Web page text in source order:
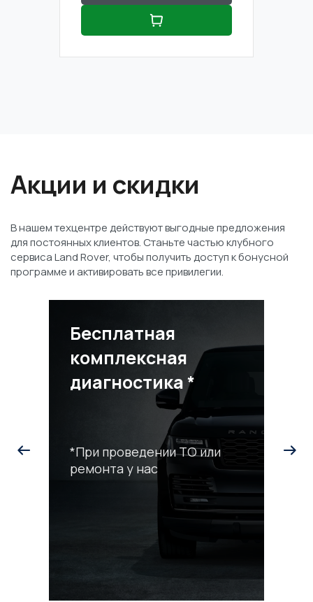
Акции и скидки
В нашем техцентре действуют выгодные предложения
для постоянных клиентов. Станьте частью клубного
сервиса Land Rover, чтобы получить доступ к бонусной
программе и активировать все привилегии.
Бесплатная
комплексная
диагностика *
*При проведении ТО или
ремонта у нас